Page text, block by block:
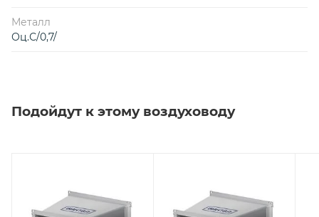
Металл
Оц.С/0,7/
Подойдут к этому воздуховоду